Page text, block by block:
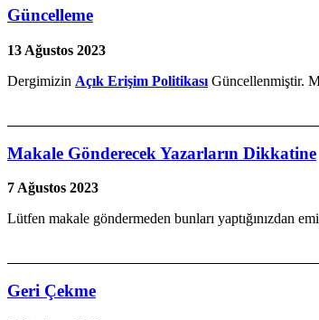
Güncelleme
13 Ağustos 2023
Dergimizin Açık Erişim Politikası Güncellenmiştir.
Makale Gönderecek Yazarların Dikkatine
7 Ağustos 2023
Lütfen makale göndermeden bunları yaptığınızdan
Geri Çekme